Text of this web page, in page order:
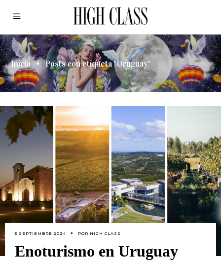
Inicio • Posts con etiqueta "Uruguay"
3 SEPTIEMBRE 2024 POR HIGH CLASS
Enoturismo en Uruguay